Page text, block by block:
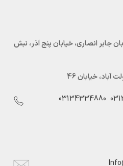
جابر انصاری، خیابان پنج آذر، نبش
خیابان 46
03134334880